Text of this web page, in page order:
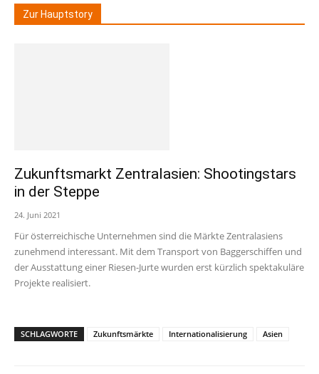
Zur Hauptstory
Zukunftsmarkt Zentralasien: Shootingstars
in der Steppe
24. Juni 2021
Für österreichische Unternehmen sind die Märkte Zentralasiens
zunehmend interessant. Mit dem Transport von Baggerschiffen und
der Ausstattung einer Riesen-Jurte wurden erst kürzlich spektakuläre
Projekte realisiert.
SCHLAGWORTE Zukunftsmärkte Internationalisierung Asien